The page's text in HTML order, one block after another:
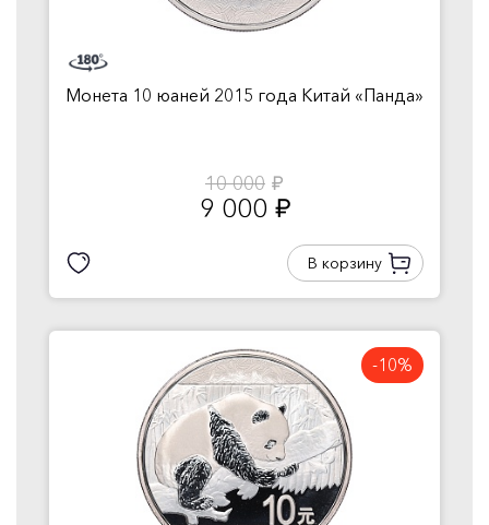
Монета 10 юаней 2015 года Китай «Панда»
10 000 руб.
9 000 руб.
В корзину
-10%